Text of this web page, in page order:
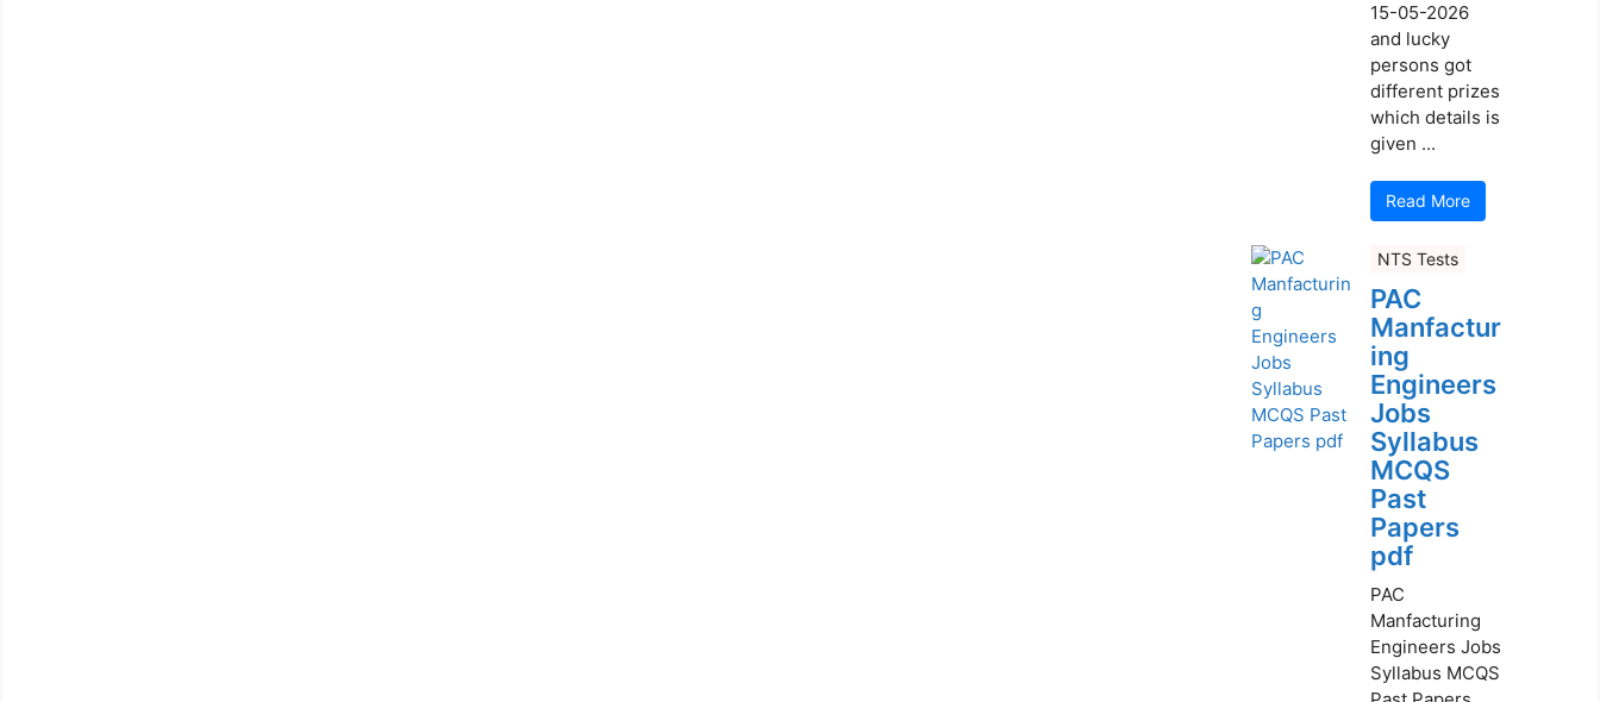
15-05-2026
and lucky
persons got
different prizes
which details is
given ...
Read More
NTS Tests
PAC
Manfactur
ing
Engineers
Jobs
Syllabus
MCQS
Past
Papers
pdf
PAC
Manfacturing
Engineers Jobs
Syllabus MCQS